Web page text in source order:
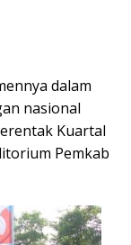
dalam
nasional
Kuartal
Pemkab